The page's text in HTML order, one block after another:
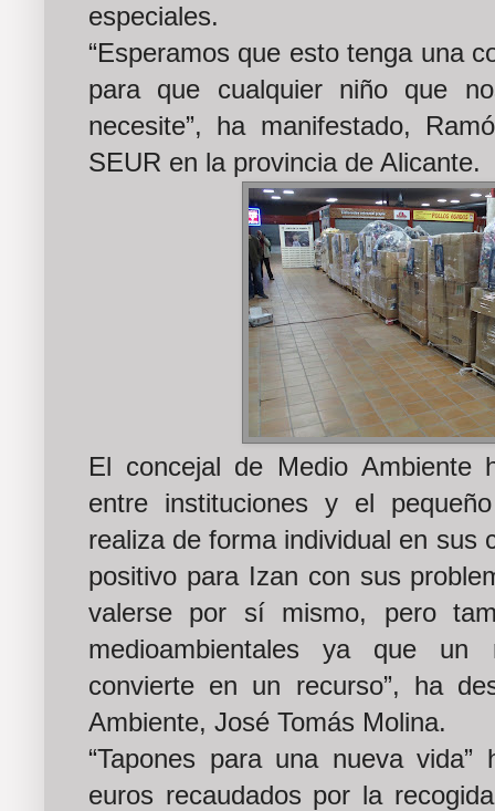
especiales.
“Esperamos que esto tenga una
para que cualquier niño que
necesite”, ha manifestado,
SEUR en la provincia de Alicante.
El concejal de Medio Ambiente
entre instituciones y el
realiza de forma individual en sus
positivo para Izan con sus
valerse por sí mismo, pero
medioambientales ya que un
convierte en un recurso”, ha
Ambiente, José Tomás Molina.
“Tapones para una nueva
euros recaudados por la